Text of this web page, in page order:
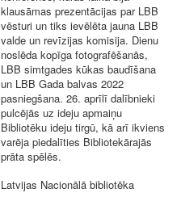
klausāmas prezentācijas par LBB
vēsturi un tiks ievēlēta jauna LBB
valde un revīzijas komisija. Dienu
noslēda kopīga fotografēšanās,
LBB simtgades kūkas baudīšana
un LBB Gada balvas 2022
pasniegšana. 26. aprīlī dalībnieki
pulcējās uz ideju apmaiņu
Bibliotēku ideju tirgū, kā arī ikviens
varēja piedalīties Bibliotekārajās
prāta spēlēs.
Latvijas Nacionālā bibliotēka